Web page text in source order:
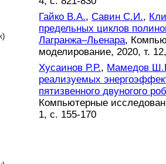
Гайко В.А.,Савин С.И.,
предельных циклов
Лагранжа–Льенара,
моделирование, 2020, т.
Хусаинов Р.Р., Мамедов
реализуемых
пятизвенного двуногого
Компьютерные
1, с. 155-170